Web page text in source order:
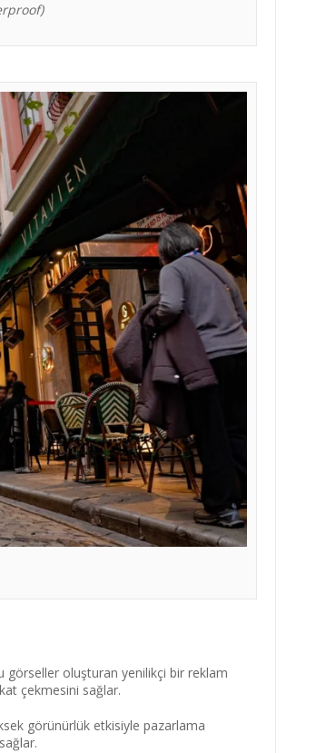
görseller oluşturan yenilikçi bir reklam
çekmesini sağlar.
görünürlük etkisiyle pazarlama